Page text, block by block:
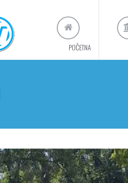
POČETNA